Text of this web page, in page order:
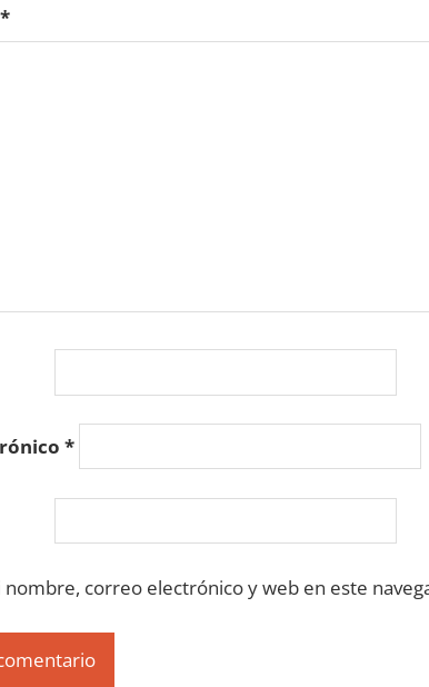
*
*
nombre, correo electrónico y web en este